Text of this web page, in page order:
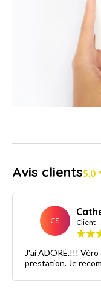
Avis clients5.0
CS Client
J'ai ADORÉ.!!!
prestation. Je